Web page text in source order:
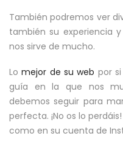
También podremos ver
también su experiencia
nos sirve de mucho.
Lomejor de su web por
guía en la que nos
debemos seguir para
perfecta. ¡No os lo
como en su cuenta de